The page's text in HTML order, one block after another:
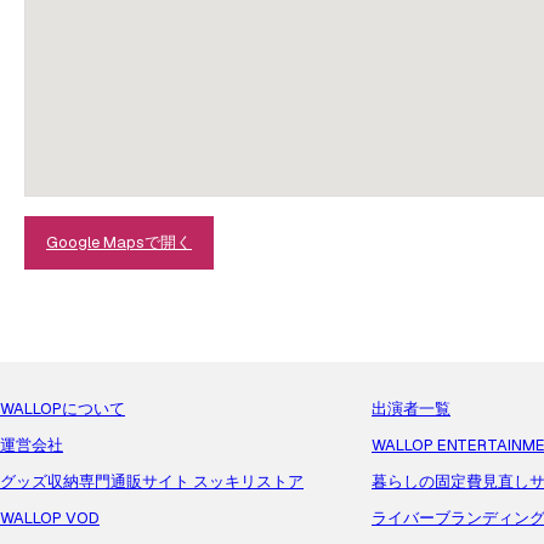
Google Mapsで開く
WALLOPについて
出演者一覧
運営会社
WALLOP
グッズ収納専門通販サイト スッキリストア
暮らしの固定費見直し
WALLOP VOD
ライバーブランディン